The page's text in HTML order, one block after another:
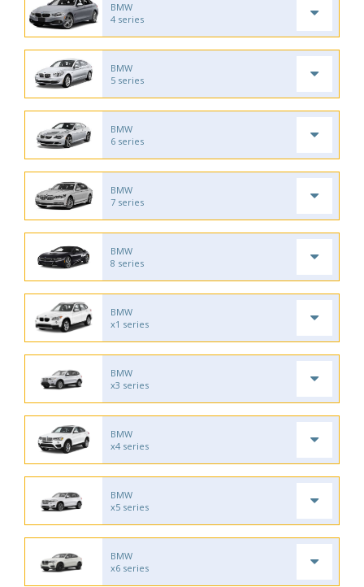
BMW
4 series
BMW
5 series
BMW
6 series
BMW
7 series
BMW
8 series
BMW
x1 series
BMW
x3 series
BMW
x4 series
BMW
x5 series
BMW
x6 series